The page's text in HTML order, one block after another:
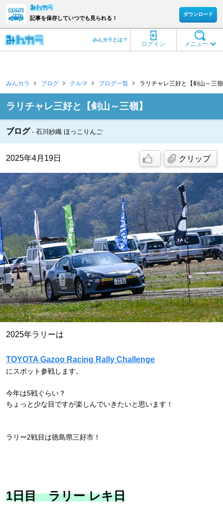
記事を保存していつでも見られる！
ダウンロード
メニュー
ログイン
みんカラとは？
みんカラ ブログ クルマ ブログ一覧 ラリチャレ三好と【剣山～三
ラリチャレ三好と【剣山～三嶺】
ブログ 石川紗織 ほっこりんご
2025年4月19日 クリップ
2025年ラリーは
TOYOTA Gazoo Racing Rally Challenge
にスポット参戦します。
今年は5戦ぐらい？
ちょっと少な目ですが楽しんでいきたいと思います！
ラリー2戦目は徳島県三好市！
1日目 ラリー レキ日